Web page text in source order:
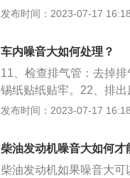
理掉；4、更换舒适型轮
对于降低胎噪也有作用，
6、如果胎噪过大，还可
下四轮定位。
驶过程中产生共振，造成
生共鸣声，加装高效隔音
板材来阻隔噪音。
发布时间：2023-07-17
车内噪音大如何处理？
11、检查排气管：去掉
锡纸贴纸贴牢。22、排
合。33、更换成不锈钢
点。
发布时间：2023-07-17
柴油发动机噪音大如何才
柴油发动机如果噪音大